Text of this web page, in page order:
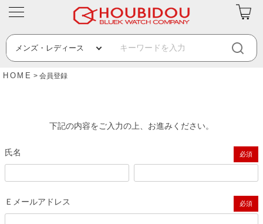
HOME 会員登録
下記の内容をご入力の上、お進みください。
氏名
Ｅメールアドレス